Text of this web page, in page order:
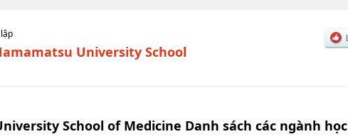
University School
School of Medicine Danh sách các ngành học